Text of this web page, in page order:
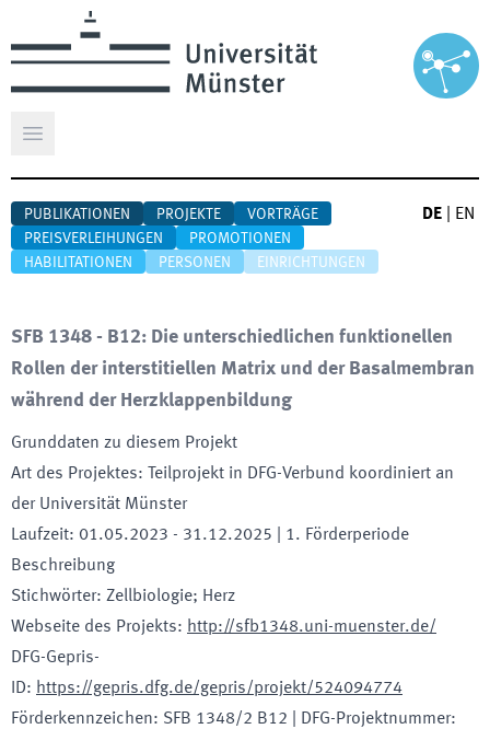
Hauptmenü öffnen
PUBLIKATIONEN PROJEKTE
VORTRÄGE
PREISVERLEIHUNGEN
PROMOTIONEN
HABILITATIONEN
PERSONEN EINRICHTUNGEN
DE EN
SFB 1348 - B12: Die unterschiedlichen funktionellen
Rollen der interstitiellen Matrix und der Basalmembran
während der Herzklappenbildung
Grunddaten zu diesem Projekt
Art des Projektes:
Teilprojekt in DFG-Verbund koordiniert an
der Universität Münster
Laufzeit: 01.05.2023 - 31.12.2025 | 1. Förderperiode
Beschreibung
Stichwörter: Zellbiologie; Herz
Webseite des Projekts: http://sfb1348.uni-muenster.de/
DFG-Gepris-
ID: https://gepris.dfg.de/gepris/projekt/524094774
Förderkennzeichen: SFB 1348/2 B12 DFG-Projektnummer: